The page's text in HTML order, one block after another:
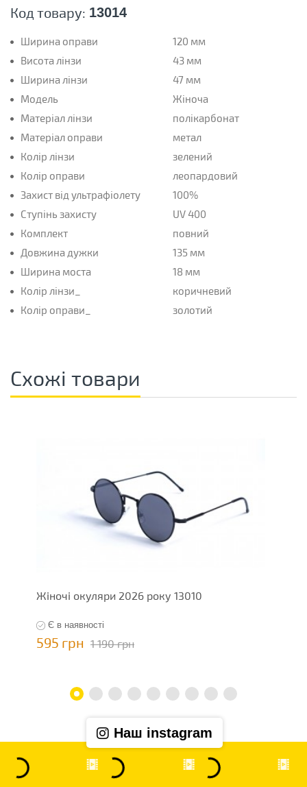
Код товару: 13014
Ширина оправи
120 мм
Висота лінзи
43 мм
Ширина лінзи
47 мм
Модель
Жіноча
Матеріал лінзи
полікарбонат
Матеріал оправи
метал
Колір лінзи
зелений
Колір оправи
леопардовий
Захист від ультрафіолету
100%
Ступінь захисту
UV 400
Комплект
повний
Довжина дужки
135 мм
Ширина моста
18 мм
Колір лінзи_
коричневий
Колір оправи_
золотий
Схожі товари
Жіночі окуляри 2026 року 13010
Є в наявності
595 грн 1 190 грн
Наш instagram